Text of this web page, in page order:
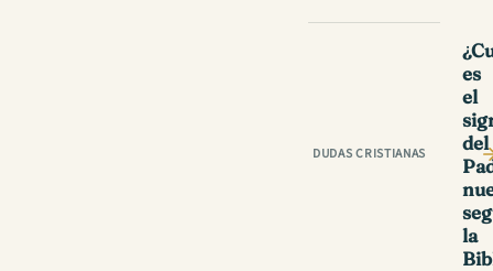
DUDAS CRISTIANAS
es
el
del
la